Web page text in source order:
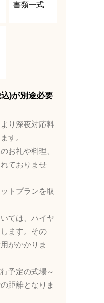
書類一式
)が別途必要
り深夜対応料
す。
お礼や料理、
ておりませ
トプランを取
ては、ハイヤ
ます。その
がかかりま
予定の式場～
距離となりま